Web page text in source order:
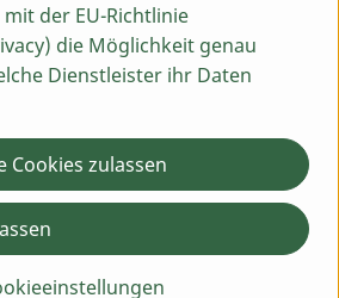
der EU-Richtlinie
die Möglichkeit genau
Dienstleister ihr Daten
zulassen